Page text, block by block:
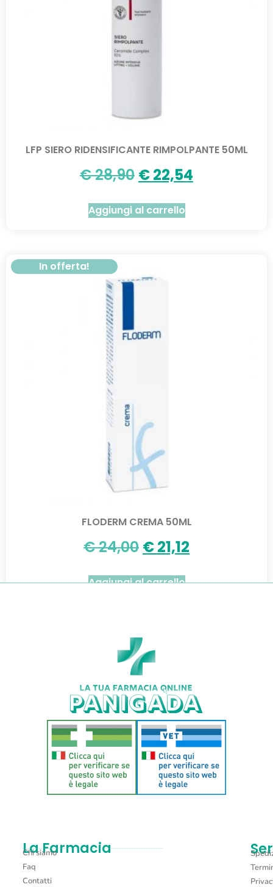
LFP SIERO RIDENSIFICANTE RIMPOLPANTE 50ML
€28,90 €22,54
Aggiungi al carrello
In offerta!
FLODERM CREMA 50ML
€24,00 €21,12
Aggiungi al carrello
La Farmacia
Chi siamo
Faq
Contatti